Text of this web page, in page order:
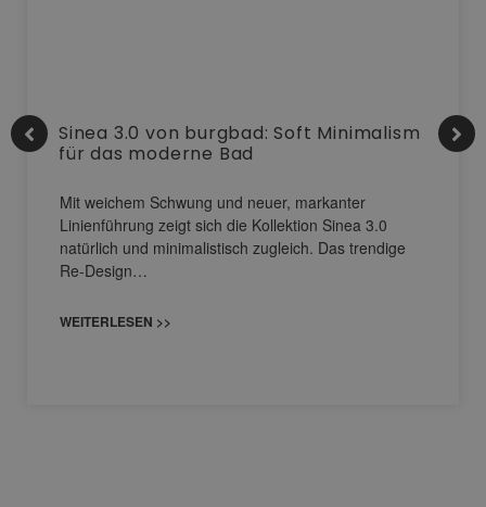
Sinea 3.0 von burgbad: Soft Minimalism
für das moderne Bad
Mit weichem Schwung und neuer, markanter
Linienführung zeigt sich die Kollektion Sinea 3.0
natürlich und minimalistisch zugleich. Das trendige
Re-Design…
WEITERLESEN >>